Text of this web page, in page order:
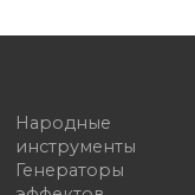
Народные
инструменты
Генераторы